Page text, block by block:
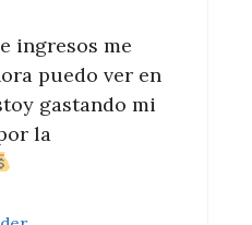
ingresos me
puedo ver en
gastando mi
la